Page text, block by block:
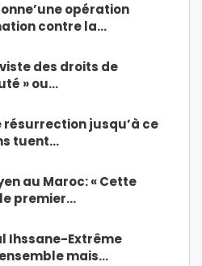
opération
contre la…
des droits de
» ou…
résurrection jusqu’à ce
tuent…
au Maroc: « Cette
premier…
Ihssane-Extrême
mais…